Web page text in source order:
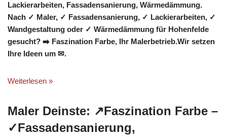
Lackierarbeiten, Fassadensanierung, Wärmedämmung.
Nach ✓ Maler, ✓ Fassadensanierung, ✓ Lackierarbeiten, ✓
Wandgestaltung oder ✓ Wärmedämmung für Hohenfelde
gesucht? ➡️ Faszination Farbe, Ihr Malerbetrieb.Wir setzen
Ihre Ideen um ✉.
Weiterlesen »
Maler Deinste: ↗️Faszination Farbe –
✓Fassadensanierung,